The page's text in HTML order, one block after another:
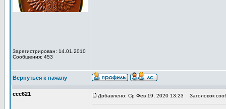
Зарегистрирован: 14.01.2010
Сообщения: 453
Вернуться к началу
ccc621 Добавлено: Ср Фев 19, 2020 13:23 Заголовок